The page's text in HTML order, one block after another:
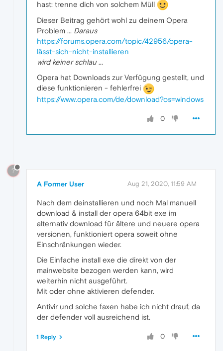
hast: trenne dich von solchem Müll
Dieser Beitrag gehört wohl zu deinem Opera
Problem ... Daraus
https://forums.opera.com/topic/42956/opera-
lässt-sich-nicht-installieren
wird keiner schlau ...
Opera hat Downloads zur Verfügung gestellt, und
diese funktionieren - fehlerfrei
https://www.opera.com/de/download?os=windows
0
?
A Former User Aug 21, 2020, 11:59 AM
Nach dem deinstallieren und noch Mal manuell
download & install der opera 64bit exe im
alternativ download für ältere und neuere opera
versionen, funktioniert opera soweit ohne
Einschränkungen wieder.
Die Einfache install exe die direkt von der
mainwebsite bezogen werden kann, wird
weiterhin nicht ausgeführt.
Mit oder ohne aktivieren defender.
Antivir und solche faxen habe ich nicht drauf, da
der defender voll ausreichend ist.
0
1 Reply